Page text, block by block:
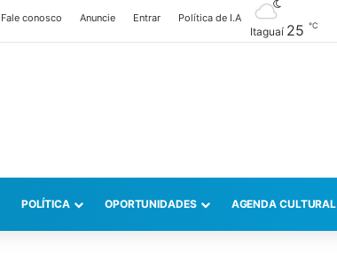
Fale conosco Anuncie Entrar Política de I.A
Itaguaí 25 ℃
POLÍTICA OPORTUNIDADES AGENDA CULTURAL